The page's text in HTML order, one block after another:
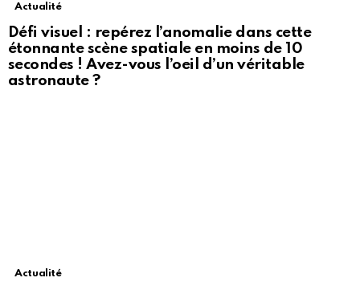
Actualité
Défi visuel : repérez l’anomalie dans cette
étonnante scène spatiale en moins de 10
secondes ! Avez-vous l’oeil d’un véritable
astronaute ?
Actualité